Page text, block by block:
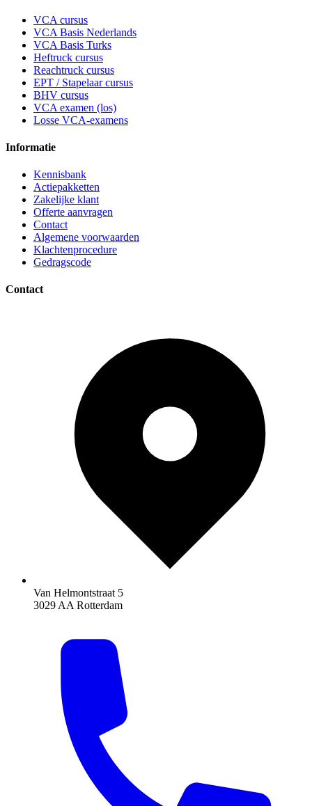
VCA cursus
VCA Basis Nederlands
VCA Basis Turks
Heftruck cursus
Reachtruck cursus
EPT / Stapelaar cursus
BHV cursus
VCA examen (los)
Losse VCA-examens
Informatie
Kennisbank
Actiepakketten
Zakelijke klant
Offerte aanvragen
Contact
Algemene voorwaarden
Klachtenprocedure
Gedragscode
Contact
Van Helmontstraat 5
3029 AA Rotterdam